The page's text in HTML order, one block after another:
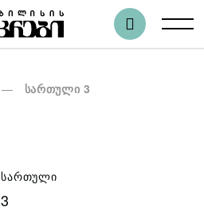
სართული 3
სართული
3